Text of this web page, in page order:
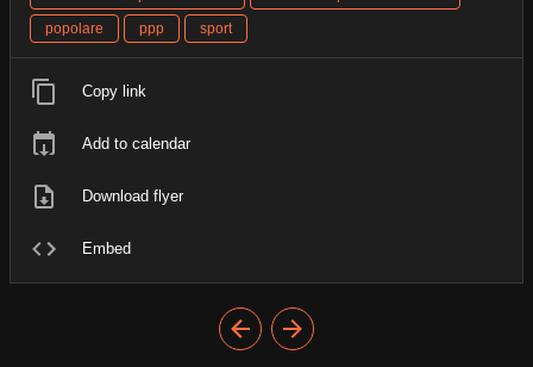
popolare
ppp sport
Copy link
Add to calendar
Download flyer
Embed